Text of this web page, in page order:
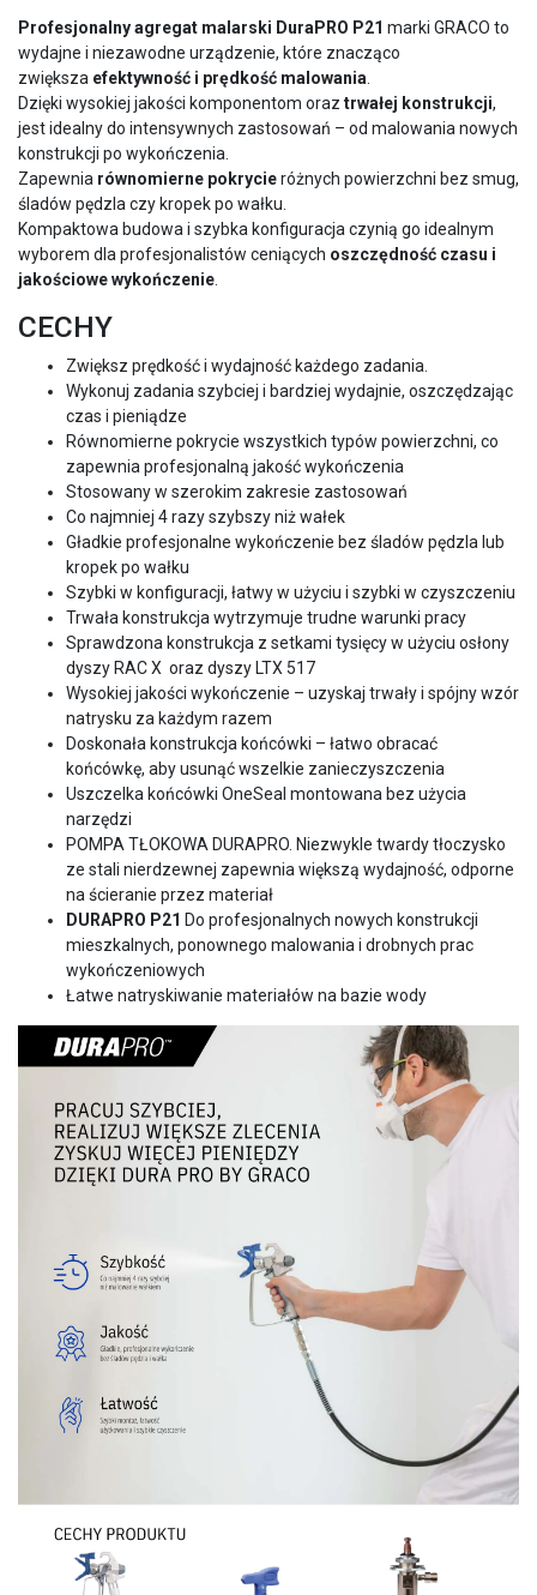
Profesjonalnyagregat malarski DuraPRO P21 marki GRACO to
wydajne i niezawodne urządzenie, które znacząco
zwiększa efektywność i prędkość malowania
Dzięki wysokiej jakości komponentom oraz trwałej konstrukcji,
jest idealny do intensywnych zastosowań – od malowania nowych
konstrukcji po wykończenia.
Zapewnia równomierne pokrycieróżnych powierzchni bez smug,
śladów pędzla czy kropek po wałku.
Kompaktowa budowa i szybka konfiguracja czynią go idealnym
wyborem dla profesjonalistów ceniących oszczędność czasu i
jakościowe wykończenie
CECHY
Zwiększ prędkość i wydajność każdego zadania.
Wykonuj zadania szybciej i bardziej wydajnie, oszczędzając
czas i pieniądze
Równomierne pokrycie wszystkich typów powierzchni, co
zapewnia profesjonalną jakość wykończenia
Stosowany w szerokim zakresie zastosowań
Co najmniej 4 razy szybszy niż wałek
Gładkie profesjonalne wykończenie bez śladów pędzla lub
kropek po wałku
Szybki w konfiguracji, łatwy w użyciu i szybki w czyszczeniu
Trwała konstrukcja wytrzymuje trudne warunki pracy
Sprawdzona konstrukcja z setkami tysięcy w użyciu osłony
dyszy RAC X oraz dyszy LTX 517
Wysokiej jakości wykończenie – uzyskaj trwały i spójny wzór
natrysku za każdym razem
Doskonała konstrukcja końcówki – łatwo obracać
końcówkę, aby usunąć wszelkie zanieczyszczenia
Uszczelka końcówki OneSeal montowana bez użycia
narzędzi
POMPA TŁOKOWA DURAPRO. Niezwykle twardy tłoczysko
ze stali nierdzewnej zapewnia większą wydajność, odporne
na ścieranie przez materiał
DURAPRO P21 Do profesjonalnych nowych konstrukcji
mieszkalnych, ponownego malowania i drobnych prac
wykończeniowych
Łatwe natryskiwanie materiałów na bazie wody